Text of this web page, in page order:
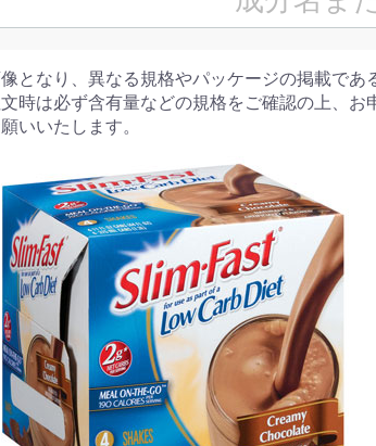
となり、異なる規格やパッケージの掲載であ
時は必ず含有量などの規格をご確認の上、お
いいたします。